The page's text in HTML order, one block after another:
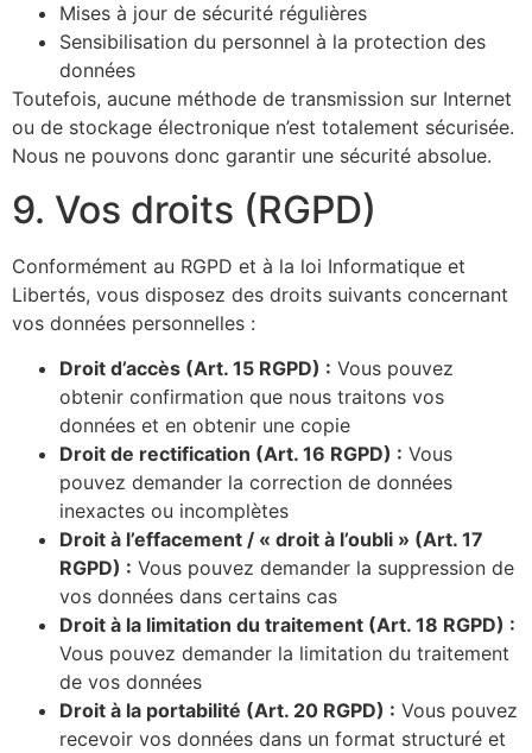
Mises à jour de sécurité régulières
Sensibilisation du personnel à la protection des
données
Toutefois, aucune méthode de transmission sur Internet
ou de stockage électronique n’est totalement sécurisée.
Nous ne pouvons donc garantir une sécurité absolue.
9. Vos droits (RGPD)
Conformément au RGPD et à la loi Informatique et
Libertés, vous disposez des droits suivants concernant
vos données personnelles :
Droit d’accès (Art. 15 RGPD) : Vous pouvez
obtenir confirmation que nous traitons vos
données et en obtenir une copie
Droit de rectification (Art. 16 RGPD) : Vous
pouvez demander la correction de données
inexactes ou incomplètes
Droit à l’effacement / « droit à l’oubli » (Art. 17
RGPD) : Vous pouvez demander la suppression de
vos données dans certains cas
Droit à la limitation du traitement (Art. 18 RGPD) :
Vous pouvez demander la limitation du traitement
de vos données
Droit à la portabilité (Art. 20 RGPD) : Vous pouvez
recevoir vos données dans un format structuré et